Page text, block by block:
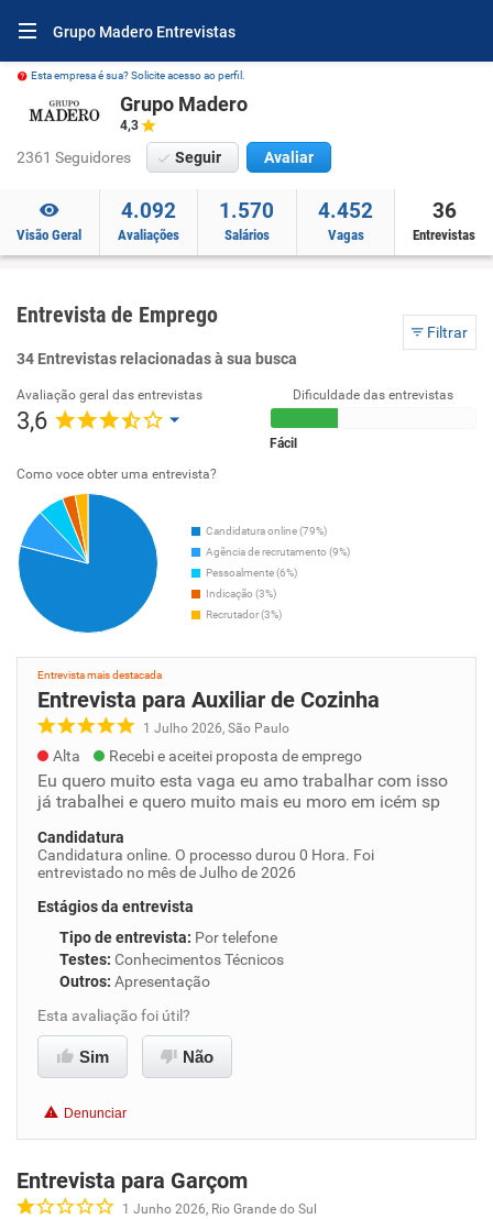
Grupo Madero Entrevistas
Esta empresa é sua? Solicite acesso ao perfil.
Grupo Madero
4,3
2361 Seguidores Seguir Avaliar
Visão Geral
4.092
Avaliações
1.570
Salários
4.452
Vagas
36
Entrevistas
Entrevista de Emprego
Filtrar
34 Entrevistas relacionadas à sua busca
Avaliação geral das entrevistas
3,6
Dificuldade das entrevistas
Fácil
Como voce obter uma entrevista?
Candidatura online (79%)
Agência de recrutamento (9%)
Pessoalmente (6%)
Indicação (3%)
Recrutador (3%)
Entrevista mais destacada
Entrevista para Auxiliar de Cozinha
1 Julho 2026, São Paulo
Alta Recebi e aceitei proposta de emprego
Eu quero muito esta vaga eu amo trabalhar com isso
já trabalhei e quero muito mais eu moro em icém sp
Candidatura
Candidatura online. O processo durou 0 Hora. Foi
entrevistado no mês de Julho de 2026
Estágios da entrevista
Tipo de entrevista: Por telefone
Testes: Conhecimentos Técnicos
Outros: Apresentação
Esta avaliação foi útil?
Sim Não
Denunciar
Entrevista para Garçom
1 Junho 2026, Rio Grande do Sul